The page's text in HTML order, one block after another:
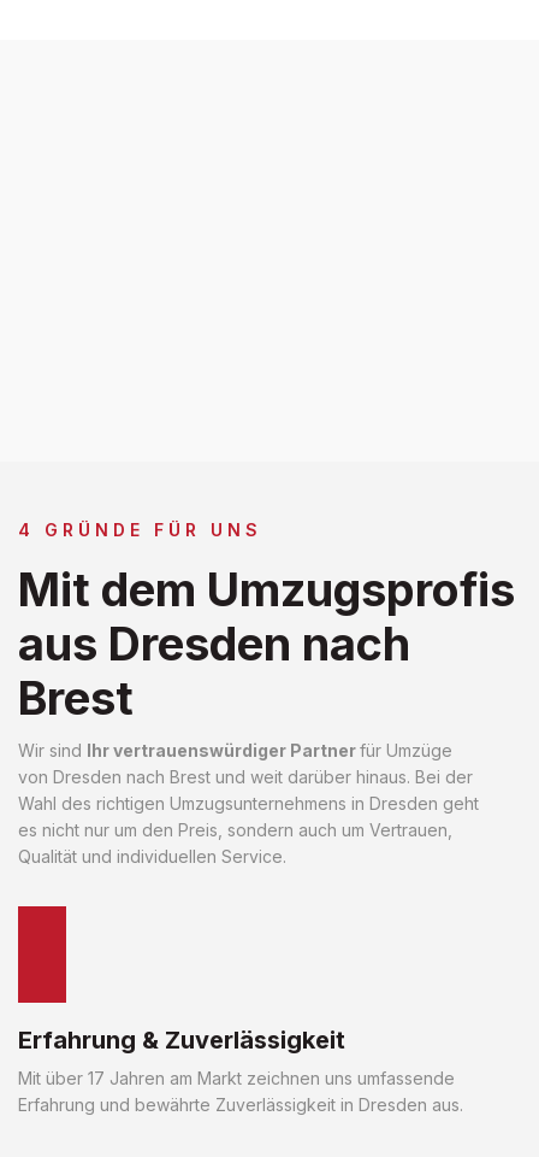
4 GRÜNDE FÜR UNS
Mit dem Umzugsprofis
aus Dresden nach
Brest
Wir sind Ihr vertrauenswürdiger Partnerfür Umzüge
von Dresden nach Brest und weit darüber hinaus. Bei der
Wahl des richtigen Umzugsunternehmens in Dresden geht
es nicht nur um den Preis, sondern auch um Vertrauen,
Qualität und individuellen Service.
Erfahrung & Zuverlässigkeit
Mit über 17 Jahren am Markt zeichnen uns umfassende
Erfahrung und bewährte Zuverlässigkeit in Dresden aus.